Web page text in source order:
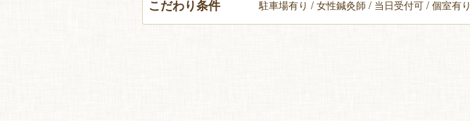
こだわり条件 駐車場有り / 女性鍼灸師 / 当日受付可 / 個室有り